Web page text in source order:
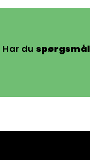
Har du spørgsmål